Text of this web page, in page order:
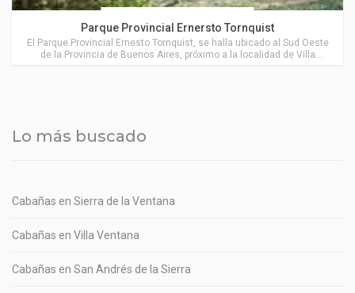
Parque Provincial Ernersto Tornquist
El Parque Provincial Ernesto Tornquist, se halla ubicado al Sud Oeste
de la Provincia de Buenos Aires, próximo a la localidad de Villa
Lo más buscado
Cabañas en Sierra de la Ventana
Cabañas en Villa Ventana
Cabañas en San Andrés de la Sierra